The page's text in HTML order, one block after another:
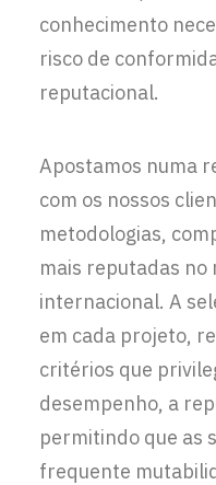
conhecimento
risco de
reputacional.
Apostamos numa
com os nossos
metodologias,
mais reputadas no
internacional. A
em cada projeto,
critérios que
desempenho, a
permitindo que as
frequente